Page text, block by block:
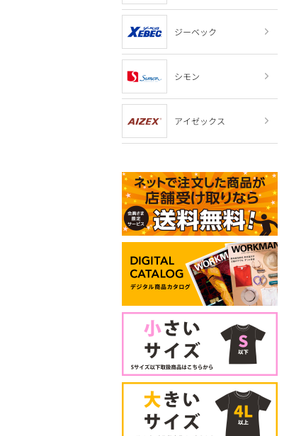
ジーベック
シモン
アイゼックス